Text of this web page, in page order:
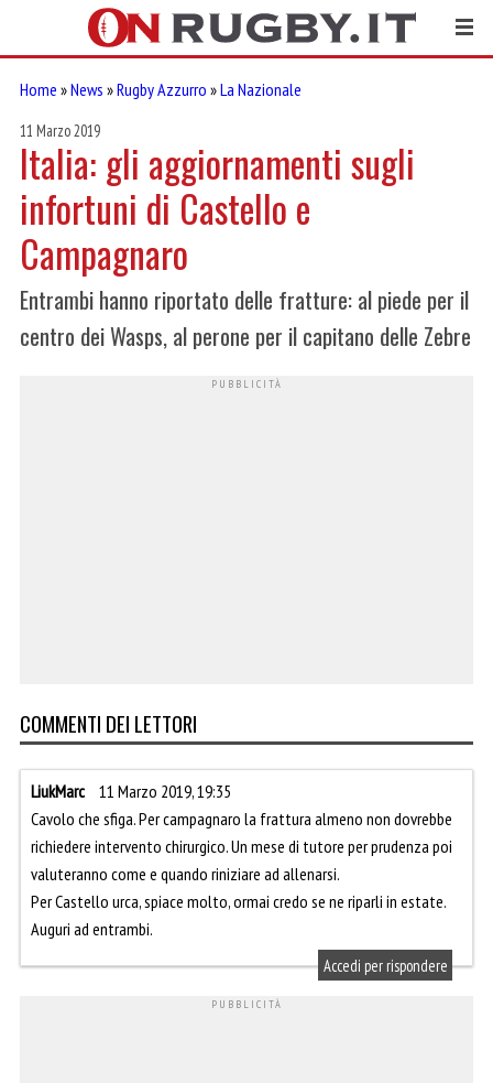
Home »News »Rugby Azzurro »La Nazionale
11 Marzo 2019
Italia: gli aggiornamenti sugli
infortuni di Castello e
Campagnaro
Entrambi hanno riportato delle fratture: al piede per il
centro dei Wasps, al perone per il capitano delle Zebre
COMMENTI DEI LETTORI
LiukMarc
11 Marzo 2019, 19:35
Cavolo che sfiga. Per campagnaro la frattura almeno non dovrebbe
richiedere intervento chirurgico. Un mese di tutore per prudenza poi
valuteranno come e quando riniziare ad allenarsi.
Per Castello urca, spiace molto, ormai credo se ne riparli in estate.
Auguri ad entrambi.
Accedi per rispondere